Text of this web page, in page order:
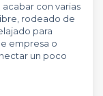
con varias
rodeado de
para
empresa o
un poco